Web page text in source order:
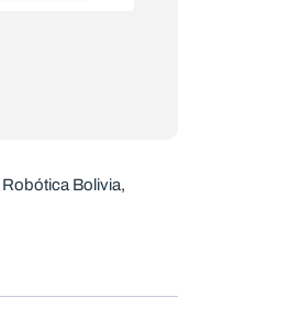
Robótica Bolivia,